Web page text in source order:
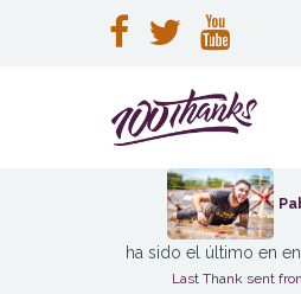
ha sido el último en
Last Thank sent